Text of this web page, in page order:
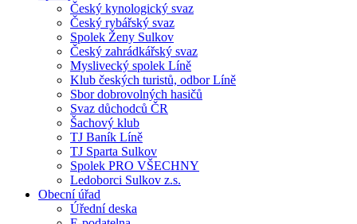
Český kynologický svaz
Český rybářský svaz
Spolek Ženy Sulkov
Český zahrádkářský svaz
Myslivecký spolek Líně
Klub českých turistů, odbor Líně
Sbor dobrovolných hasičů
Svaz důchodců ČR
Šachový klub
TJ Baník Líně
TJ Sparta Sulkov
Spolek PRO VŠECHNY
Ledoborci Sulkov z.s.
Obecní úřad
Úřední deska